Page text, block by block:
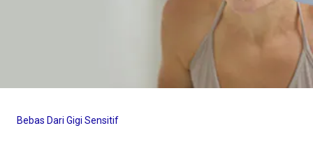
Bebas Dari Gigi Sensitif